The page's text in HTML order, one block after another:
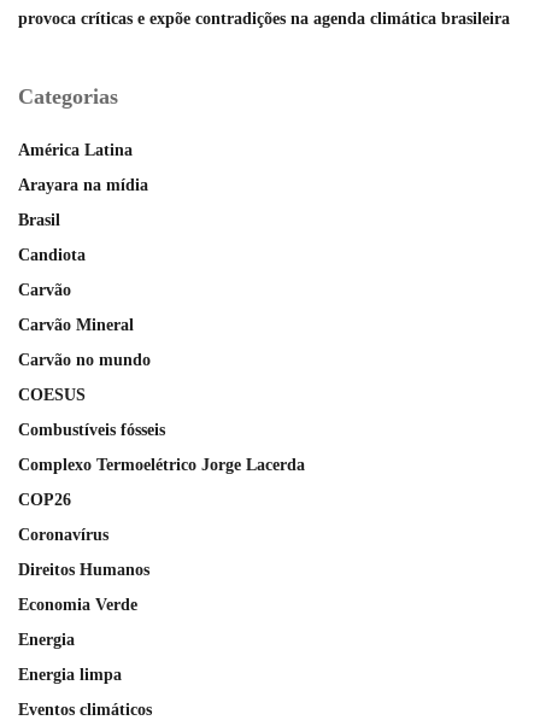
provoca críticas e expõe contradições na agenda climática brasileira
Categorias
América Latina
Arayara na mídia
Brasil
Candiota
Carvão
Carvão Mineral
Carvão no mundo
COESUS
Combustíveis fósseis
Complexo Termoelétrico Jorge Lacerda
COP26
Coronavírus
Direitos Humanos
Economia Verde
Energia
Energia limpa
Eventos climáticos